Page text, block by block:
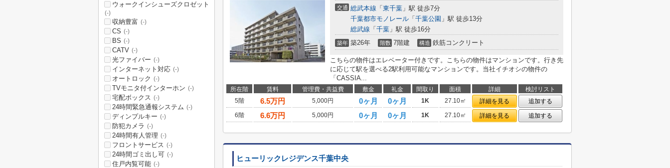
交通 総武本線 「 東千葉 」駅 徒歩7分
千葉都市モノレール 「 千葉公園 」駅 徒歩13分
総武線 「 千葉 」駅 徒歩16分
築年 築26年 階数 7階建 構造 鉄筋コンクリート
こちらの物件はエレベーター付きです。こちらの物件はマンションです。行き先
に応じて駅を選べる2駅利用可能なマンションです。当社イチオシの物件の
「CASSIA...
所在階 賃料 管理費・共益費 敷金 礼金 間取り 面積 詳細
検討リスト
5階
6.5万円 5,000円 0ヶ月 0ヶ月 1K 27.10㎡ 詳細を見る
追加する
6階
6.6万円 5,000円 0ヶ月 0ヶ月 1K 27.10㎡ 詳細を見る 追加する
ヒューリックレジデンス千葉中央
ウォークインシューズクロゼット
(-)
収納豊富 (-)
CS (-)
BS (-)
CATV (-)
光ファイバー (-)
インターネット対応 (-)
オートロック (-)
TVモニタ付インターホン (-)
宅配ボックス (-)
24時間緊急通報システム (-)
ディンプルキー (-)
防犯カメラ (-)
24時間有人管理 (-)
フロントサービス (-)
24時間ゴミ出し可 (-)
住戸内覧可能 (-)